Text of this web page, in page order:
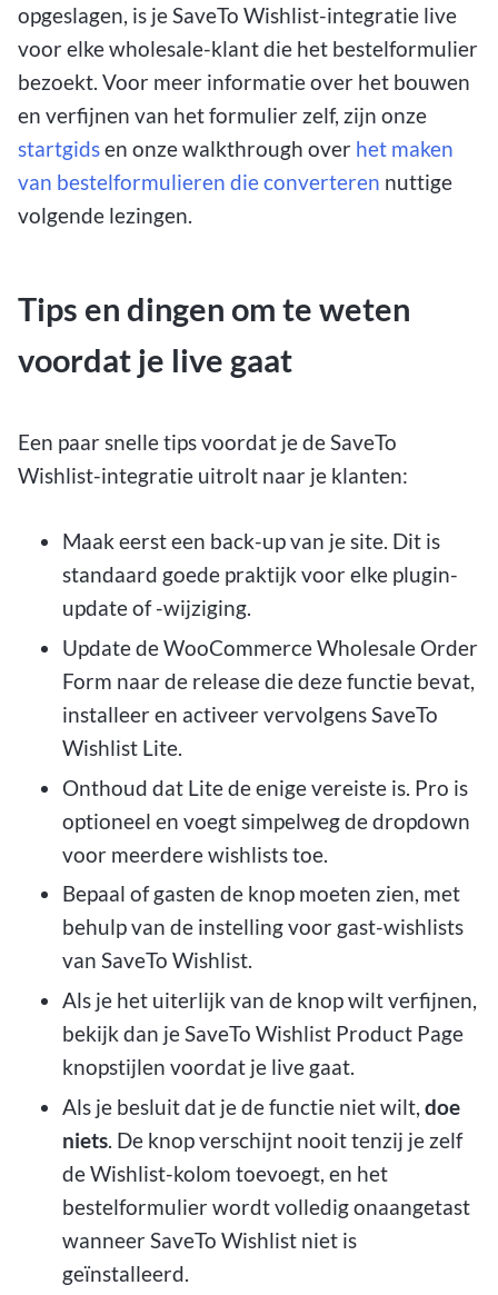
opgeslagen, is je SaveTo Wishlist-integratie live
voor elke wholesale-klant die het bestelformulier
bezoekt. Voor meer informatie over het bouwen
en verfijnen van het formulier zelf, zijn onze
startgidsen onze walkthrough over het maken
van bestelformulieren die converteren nuttige
volgende lezingen.
Tips en dingen om te weten
voordat je live gaat
Een paar snelle tips voordat je de SaveTo
Wishlist-integratie uitrolt naar je klanten:
Maak eerst een back-up van je site. Dit is
standaard goede praktijk voor elke plugin-
update of -wijziging.
Update de WooCommerce Wholesale Order
Form naar de release die deze functie bevat,
installeer en activeer vervolgens SaveTo
Wishlist Lite.
Onthoud dat Lite de enige vereiste is. Pro is
optioneel en voegt simpelweg de dropdown
voor meerdere wishlists toe.
Bepaal of gasten de knop moeten zien, met
behulp van de instelling voor gast-wishlists
van SaveTo Wishlist.
Als je het uiterlijk van de knop wilt verfijnen,
bekijk dan je SaveTo Wishlist Product Page
knopstijlen voordat je live gaat.
Als je besluit dat je de functie niet wilt, doe
niets. De knop verschijnt nooit tenzij je zelf
de Wishlist-kolom toevoegt, en het
bestelformulier wordt volledig onaangetast
wanneer SaveTo Wishlist niet is
geïnstalleerd.